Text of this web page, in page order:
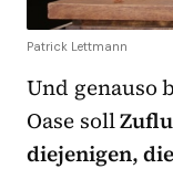
Patrick Lettmann
Und genauso
Oase soll
diejenigen,